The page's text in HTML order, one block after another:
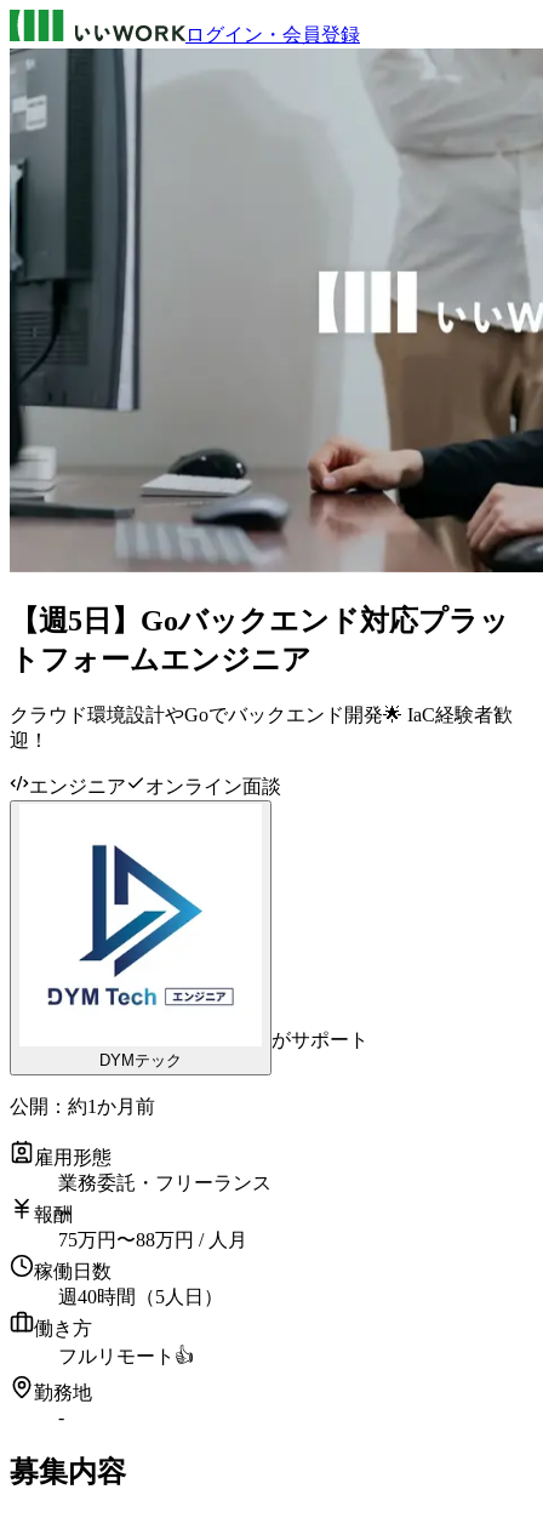
ログイン・会員登録
【週5日】Goバックエンド対応プラッ
トフォームエンジニア
クラウド環境設計やGoでバックエンド開発🌟 IaC経験者歓
迎！
エンジニア オンライン面談
DYMテック
がサポート
公開： 約1か月前
雇用形態
業務委託・フリーランス
報酬
75万円 〜88万円 / 人月
稼働日数
週40時間（5人日）
働き方
フルリモート 👍
勤務地
-
募集内容